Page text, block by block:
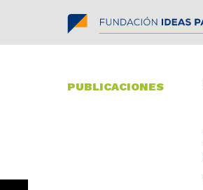
PUBLICACIONES